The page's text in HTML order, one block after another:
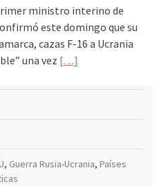
ministro interino de
este domingo que su
cazas F-16 a Ucrania
una vez […]
, Guerra Rusia-Ucrania, Países